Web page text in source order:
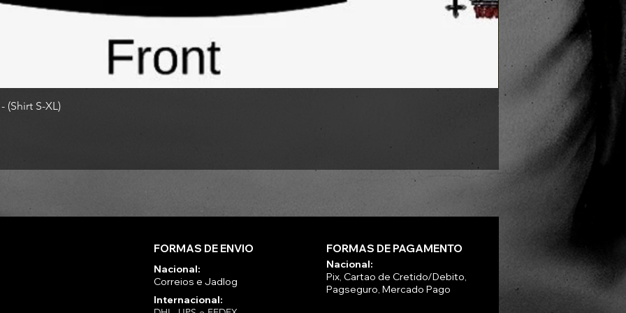
(Shirt S-XL)
GOATPENIS - END - Tape
R$ 60,00
FORMAS DE ENVIO
Nacional:
Correios e Jadlog
Internacional:
FORMAS DE PAGAMENTO
Nacional:
Pix, Cartao de Cretido/Debito,
Pagseguro, Mercado Pago